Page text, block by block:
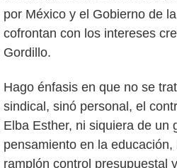
por México y el Gobierno de
cofrontan con los intereses
Gordillo.
Hago énfasis en que no se
sindical, sinó personal, el
Elba Esther, ni siquiera de un
pensamiento en la
ramplón control presupuestal